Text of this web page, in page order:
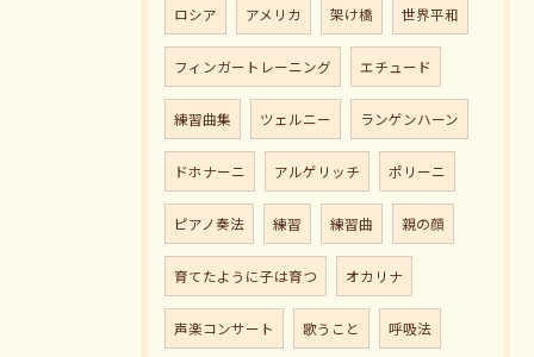
ロシア アメリカ 架け橋 世界平和
フィンガートレーニング エチュード
練習曲集 ツェルニー ランゲンハーン
ドホナーニ アルゲリッチ ポリーニ
ピアノ奏法 練習 練習曲 親の顔
育てたように子は育つ オカリナ
声楽コンサート 歌うこと 呼吸法